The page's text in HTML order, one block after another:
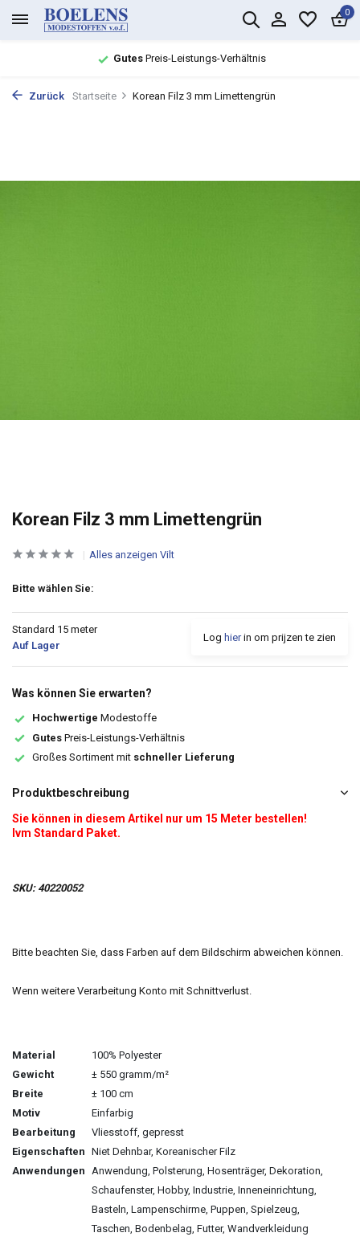
0
GutesPreis-Leistungs-Verhältnis
Zurück Startseite Korean Filz 3 mm Limettengrün
Korean Filz 3 mm Limettengrün
Alles anzeigen Vilt
Bitte wählen Sie:
Standard 15 meter
Auf Lager
Log hierin om prijzen te zien
Was können Sie erwarten?
Hochwertige Modestoffe
Gutes Preis-Leistungs-Verhältnis
Großes Sortiment mit schneller Lieferung
Produktbeschreibung
Sie können in diesem Artikel nur um 15 Meter bestellen!
Ivm Standard Paket.
SKU: 40220052
Bitte beachten Sie, dass Farben auf dem Bildschirm abweichen können.
Wenn weitere Verarbeitung Konto mit Schnittverlust.
Material
100% Polyester
Gewicht
± 550 gramm/m²
Breite
± 100 cm
Motiv
Einfarbig
Bearbeitung
Vliesstoff, gepresst
Eigenschaften Niet Dehnbar, Koreanischer Filz
Anwendungen
Anwendung, Polsterung, Hosenträger, Dekoration,
Schaufenster, Hobby, Industrie, Inneneinrichtung,
Basteln, Lampenschirme, Puppen, Spielzeug,
Taschen, Bodenbelag, Futter, Wandverkleidung